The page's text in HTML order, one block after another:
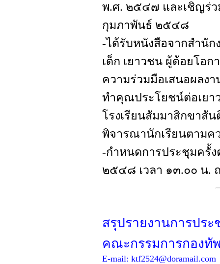
พ.ศ. ๒๕๔๗ และเชิญร่
กุมภาพันธ์ ๒๕๔๘
-ได้รับหนังสือจากสำนัก
เด็ก เยาวชน ผู้ด้อยโอก
ความร่วมมือเสนอผลง
ทำคุณประโยชน์ต่อเย
โรงเรียนสัมมาสิกขาสั
พิจารณานักเรียนตามค
-กำหนดการประชุมครั้
๒๕๔๘ เวลา ๑๓.๐๐ น.
สรุปรายงานการประ
คณะกรรมการกองทั
E-mail: ktf2524@doramail.com